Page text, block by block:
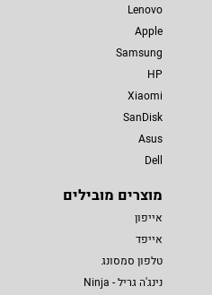
Lenovo
Apple
Samsung
HP
Xiaomi
SanDisk
Asus
Dell
מוצרים מובילים
אייפון
אייפד
טלפון סמסונג
נינג'ה גריל - Ninja